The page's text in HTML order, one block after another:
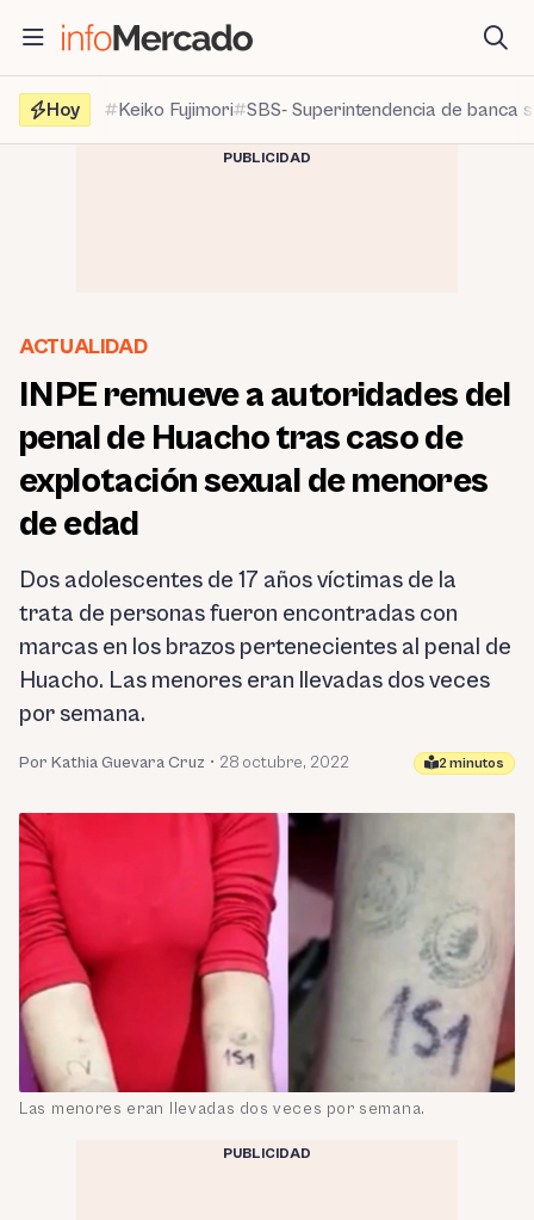
contenido
Hoy
Keiko Fujimori SBS- Superintendencia de banca
PUBLICIDAD
ACTUALIDAD
INPE remueve a autoridades del
penal de Huacho tras caso de
explotación sexual de menores
de edad
Dos adolescentes de 17 años víctimas de la
trata de personas fueron encontradas con
marcas en los brazos pertenecientes al penal de
Huacho. Las menores eran llevadas dos veces
por semana.
Por Kathia Guevara Cruz • 28 octubre, 2022 2 minutos
Las menores eran llevadas dos veces por semana.
PUBLICIDAD